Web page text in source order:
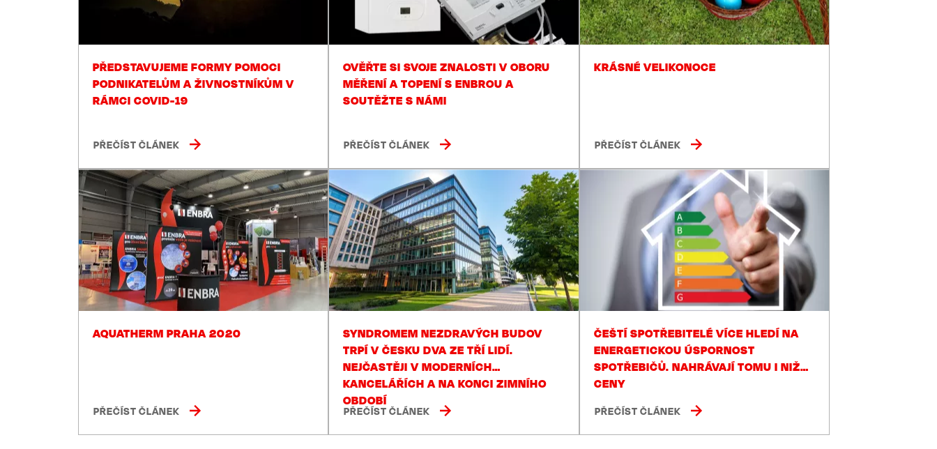
PŘEDSTAVUJEME FORMY POMOCI
PODNIKATELŮM A ŽIVNOSTNÍKŮM V
RÁMCI COVID-19
PŘEČÍST ČLÁNEK
OVĚŘTE SI SVOJE ZNALOSTI V OBORU
MĚŘENÍ A TOPENÍ S ENBROU A
SOUTĚŽTE S NÁMI
PŘEČÍST ČLÁNEK
KRÁSNÉ VELIKONOCE
PŘEČÍST ČLÁNEK
AQUATHERM PRAHA 2020
PŘEČÍST ČLÁNEK
SYNDROMEM NEZDRAVÝCH BUDOV
TRPÍ V ČESKU DVA ZE TŘÍ LIDÍ.
NEJČASTĚJI V MODERNÍCH
KANCELÁŘÍCH A NA KONCI ZIMNÍHO
OBDOBÍ
PŘEČÍST ČLÁNEK
ČEŠTÍ SPOTŘEBITELÉ VÍCE HLEDÍ NA
ENERGETICKOU ÚSPORNOST
SPOTŘEBIČŮ. NAHRÁVAJÍ TOMU I NIŽŠÍ
CENY
PŘEČÍST ČLÁNEK